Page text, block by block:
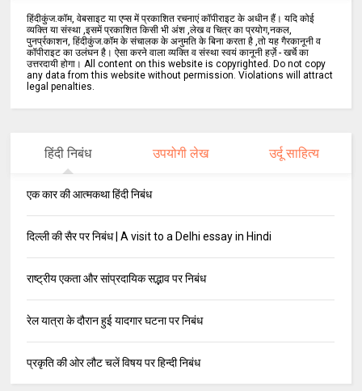
हिंदीकुंज.कॉम, वेबसाइट या एप्स में प्रकाशित रचनाएं कॉपीराइट के अधीन हैं। यदि कोई
व्यक्ति या संस्था ,इसमें प्रकाशित किसी भी अंश ,लेख व चित्र का प्रयोग,नकल,
पुनर्प्रकाशन, हिंदीकुंज.कॉम के संचालक के अनुमति के बिना करता है ,तो यह गैरकानूनी व
कॉपीराइट का उलंघन है। ऐसा करने वाला व्यक्ति व संस्था स्वयं कानूनी हर्ज़े - खर्चे का
उत्तरदायी होगा। All content on this website is copyrighted. Do not copy
any data from this website without permission. Violations will attract
legal penalties.
हिंदी निबंध उपयोगी लेख उर्दू साहित्य
एक कार की आत्मकथा हिंदी निबंध
दिल्ली की सैर पर निबंध | A visit to a Delhi essay in Hindi
राष्ट्रीय एकता और सांप्रदायिक सद्भाव पर निबंध
रेल यात्रा के दौरान हुई यादगार घटना पर निबंध
प्रकृति की ओर लौट चलें विषय पर हिन्दी निबंध